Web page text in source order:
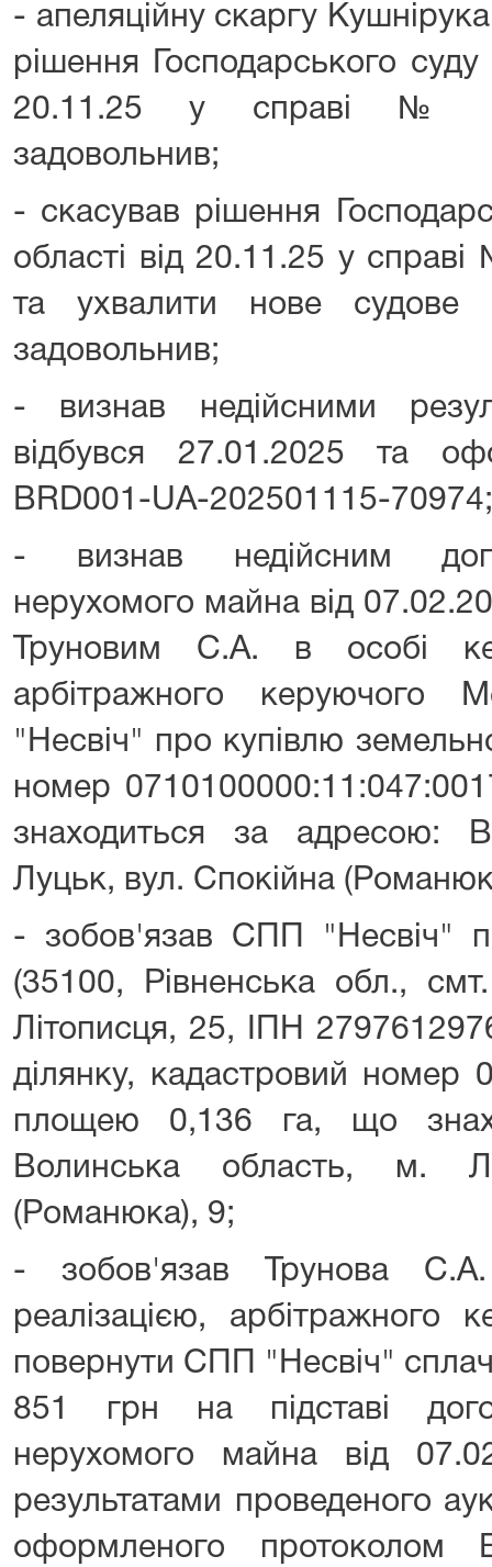
- апеляційну скаргу
рішення Господарського суду
20.11.25 у справі №
задовольнив;
- скасував рішення
області від 20.11.25 у
та ухвалити нове судове
задовольнив;
- визнав недійсними
відбувся 27.01.2025 та
BRD001-UA-202501115-70974;
- визнав недійсним
нерухомого майна від
Труновим С.А. в особі
арбітражного
"Несвіч" про купівлю
номер
знаходиться за адресою:
Луцьк, вул. Спокійна
- зобов'язав СПП "Несвіч"
(35100, Рівненська обл.,
Літописця, 25, ІПН
ділянку, кадастровий номер
площею 0,136 га, що
Волинська область, м.
(Романюка), 9;
- зобов'язав Трунова
реалізацією, арбітражного
повернути СПП "Несвіч"
851 грн на підставі
нерухомого майна від
результатами проведеного
оформленого протоколом